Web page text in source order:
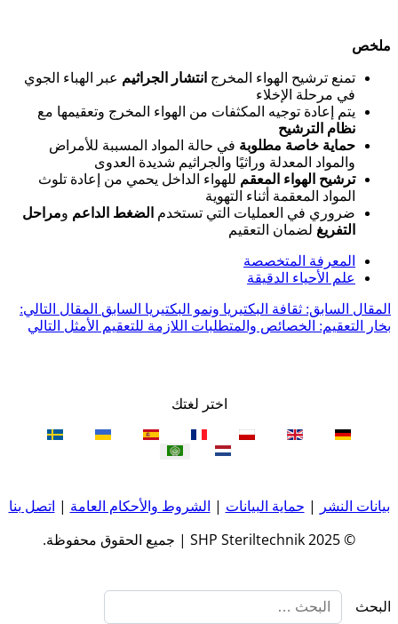
ملخص
تمنع ترشيح الهواء المخرج انتشار الجراثيم عبر الهباء الجوي
في مرحلة الإخلاء
يتم إعادة توجيه المكثفات من الهواء المخرج وتعقيمها مع
نظام الترشيح
حماية خاصة مطلوبة في حالة المواد المسببة للأمراض
والمواد المعدلة وراثيًا والجراثيم شديدة العدوى
ترشيح الهواء المعقم للهواء الداخل يحمي من إعادة تلوث
المواد المعقمة أثناء التهوية
ضروري في العمليات التي تستخدم الضغط الداعم ومراحل
التفريغ لضمان التعقيم
المعرفة المتخصصة
علم الأحياء الدقيقة
المقال السابق: ثقافة البكتيريا ونمو البكتيريا السابق المقال التالي:
بخار التعقيم: الخصائص والمتطلبات اللازمة للتعقيم الأمثل التالي
اختر لغتك
بيانات النشر | حماية البيانات | الشروط والأحكام العامة | اتصل بنا
© 2025 SHP Steriltechnik | جميع الحقوق محفوظة.
البحث